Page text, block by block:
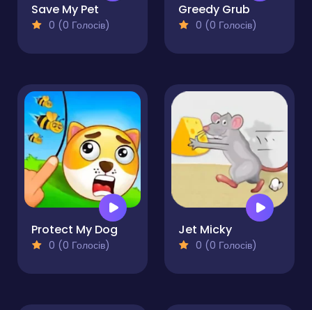
Save My Pet
0 (0 Голосів)
Greedy Grub
0 (0 Голосів)
Protect My Dog
0 (0 Голосів)
Jet Micky
0 (0 Голосів)